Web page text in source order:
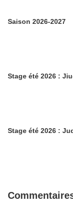
Saison 2026-2027
Stage été 2026 :
Stage été 2026 :